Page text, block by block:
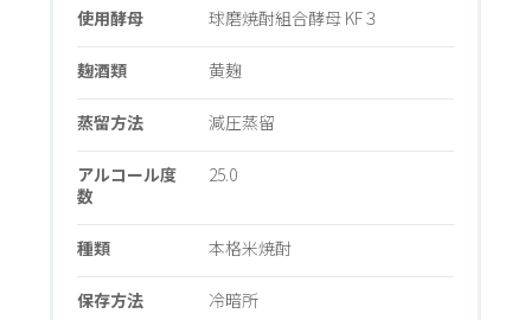
使用酵母 球磨焼酎組合酵母 KF３
麹酒類 黄麹
蒸留方法 減圧蒸留
アルコール度
数
25.0
種類 本格米焼酎
保存方法 冷暗所